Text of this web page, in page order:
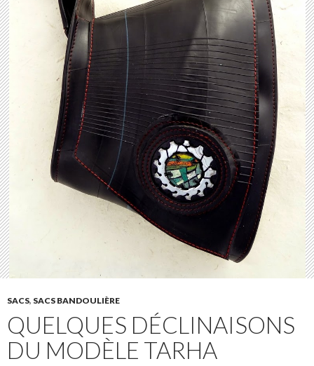
SACS, SACS BANDOULIÈRE
QUELQUES DÉCLINAISONS
DU MODÈLE TARHA